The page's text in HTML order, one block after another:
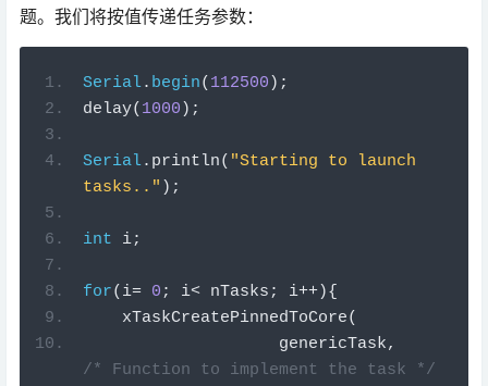
题。我们将按值传递任务参数：
Serial. begin( 112500 );
delay( 1000 );
Serial. println( "Starting to launch
tasks.." );
int i;
for( i= 0 ; i< nTasks ; i++){
xTaskCreatePinnedToCore(
genericTask,
/* Function to implement the task */